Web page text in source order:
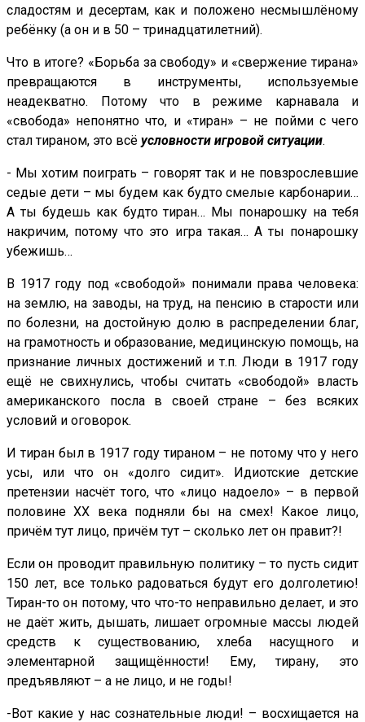
сладостям и десертам, как и положено несмышлёному
ребёнку (а он и в 50 – тринадцатилетний).
Что в итоге? «Борьба за свободу» и «свержение тирана»
превращаются в инструменты, используемые
неадекватно. Потому что в режиме карнавала и
«свобода» непонятно что, и «тиран» – не пойми с чего
стал тираном, это всё условности игровой ситуации.
- Мы хотим поиграть – говорят так и не повзрослевшие
седые дети – мы будем как будто смелые карбонарии…
А ты будешь как будто тиран… Мы понарошку на тебя
накричим, потому что это игра такая… А ты понарошку
убежишь…
В 1917 году под «свободой» понимали права человека:
на землю, на заводы, на труд, на пенсию в старости или
по болезни, на достойную долю в распределении благ,
на грамотность и образование, медицинскую помощь, на
признание личных достижений и т.п. Люди в 1917 году
ещё не свихнулись, чтобы считать «свободой» власть
американского посла в своей стране – без всяких
условий и оговорок.
И тиран был в 1917 году тираном – не потому что у него
усы, или что он «долго сидит». Идиотские детские
претензии насчёт того, что «лицо надоело» – в первой
половине ХХ века подняли бы на смех! Какое лицо,
причём тут лицо, причём тут – сколько лет он правит?!
Если он проводит правильную политику – то пусть сидит
150 лет, все только радоваться будут его долголетию!
Тиран-то он потому, что что-то неправильно делает, и это
не даёт жить, дышать, лишает огромные массы людей
средств к существованию, хлеба насущного и
элементарной защищённости! Ему, тирану, это
предъявляют – а не лицо, и не годы!
-Вот какие у нас сознательные люди! – восхищается на